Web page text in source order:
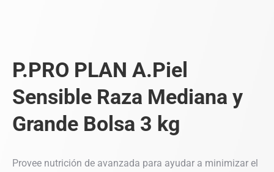
P.PRO PLAN A.Piel
Sensible Raza Mediana y
Grande Bolsa 3 kg
Provee nutrición de avanzada para ayudar a minimizar el